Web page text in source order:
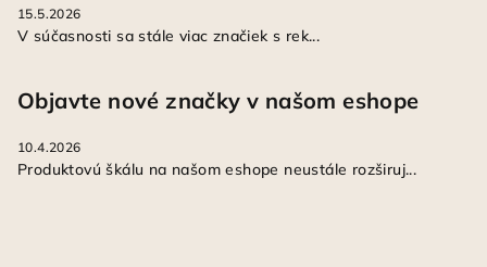
15.5.2026
V súčasnosti sa stále viac značiek s rek...
Objavte nové značky v našom eshope
10.4.2026
Produktovú škálu na našom eshope neustále rozširuj...